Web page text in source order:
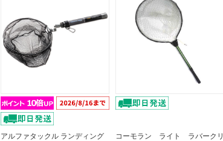
アルファタックル ランディング
コーモラン ライト ラバークリ